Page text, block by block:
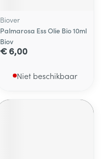
Biover
Palmarosa Ess Olie Bio 10ml
Biov
€ 6,00
Niet beschikbaar